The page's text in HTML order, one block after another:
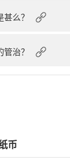
么？
治？
币